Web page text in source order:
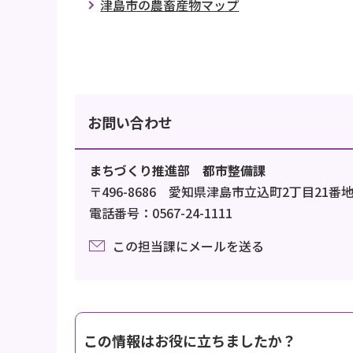
津島市の農畜産物マップ
お問い合わせ
まちづくり推進部 都市整備課
〒496-8686 愛知県津島市立込町2丁目21番地
電話番号：0567-24-1111
この担当課にメールを送る
この情報はお役に立ちましたか？